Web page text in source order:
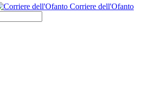
Corriere dell'Ofanto